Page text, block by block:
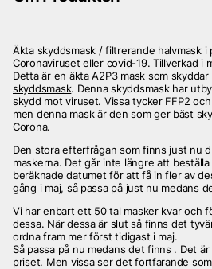
Äkta skyddsmask / filtrerande halvmask i
Coronaviruset eller covid-19. Tillverkad i
Detta är en äkta A2P3 mask som
skyddsmask. Denna skyddsmask har
skydd mot viruset. Vissa tycker FFP2
men denna mask är den som ger bäst
Corona.
Den stora efterfrågan som finns just nu
maskerna. Det går inte längre att
beräknade datumet för att få in fler av
gång i maj, så passa på just nu medans
Vi har enbart ett 50 tal masker kvar och
dessa. När dessa är slut så finns det
ordna fram mer först tidigast i maj.
Så passa på nu medans det finns . Det
priset. Men vissa ser det fortfarande som